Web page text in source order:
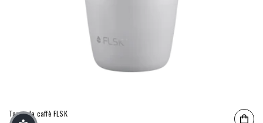
Tazza da caffè FLSK